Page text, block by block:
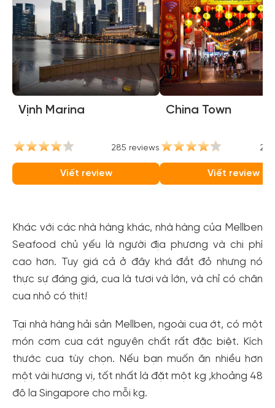
Vịnh Marina
285 reviews
Viết review
China Town
Viết review
Khác với các nhà hàng khác, nhà hàng của Mellben
Seafood chủ yếu là người địa phương và chi phí
cao hơn. Tuy giá cả ở đây khá đắt đỏ nhưng nó
thực sự đáng giá, cua là tươi và lớn, và chỉ có chân
cua nhỏ có thịt!
Tại nhà hàng hải sản Mellben, ngoài cua ớt, có một
món cơm cua cát nguyên chất rất đặc biệt. Kích
thước cua tùy chọn. Nếu bạn muốn ăn nhiều hơn
một vài hương vị, tốt nhất là đặt một kg ,khoảng 48
đô la Singapore cho mỗi kg.